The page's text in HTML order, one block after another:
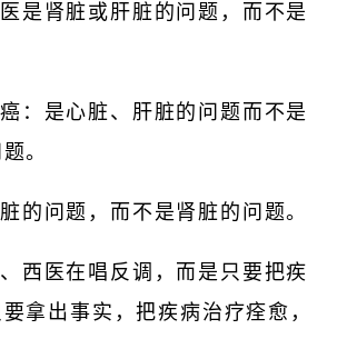
是肾脏或肝脏的问题，而不是
：是心脏、肝脏的问题而不是
。
的问题，而不是肾脏的问题。
西医在唱反调，而是只要把疾
拿出事实，把疾病治疗痊愈，